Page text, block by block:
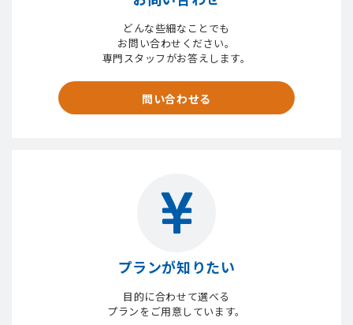
どんな些細なことでも
お問い合わせください。
専門スタッフがお答えします。
問い合わせる
プランが知りたい
目的に合わせて選べる
プランをご用意しています。